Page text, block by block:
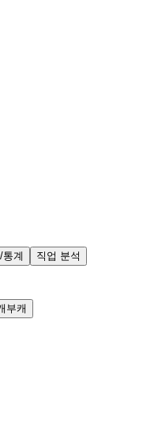
통계
직업 분석
부캐